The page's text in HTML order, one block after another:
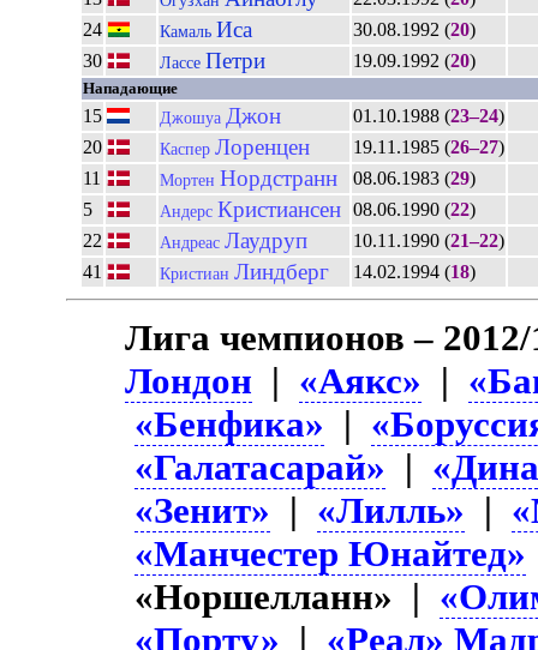
24
Камаль Иса 30.08.1992 (20)
30
Лассе Петри 19.09.1992 (20)
Нападающие
15 Джошуа Джон 01.10.1988 (23–24)
20
Каспер Лоренцен 19.11.1985 (26–27)
11
Мортен Нордстранн 08.06.1983 (29)
5
Андерс Кристиансен 08.06.1990 (22)
22
Андреас Лаудруп 10.11.1990 (21–22)
41
Кристиан Линдберг 14.02.1994 (18)
Лига чемпионов –
Лондон | «Аякс» |
«Бенфика» |
«Галатасарай» |
«Зенит» | «Лилль» |
«Манчестер Юнайтед»
«Норшелланн» |
«Порту» | «Реал»